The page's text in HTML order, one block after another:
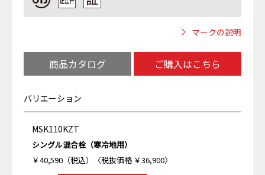
マークの説明
商品カタログ ご購入はこちら
バリエーション
MSK110KZT
シングル混合栓（寒冷地用）
￥40,590（税込）〈税抜価格 ￥36,900〉